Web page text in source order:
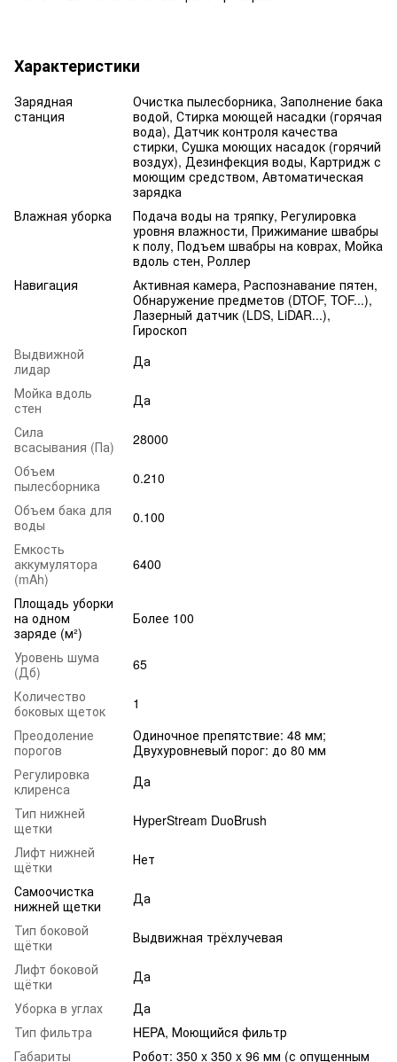
Характеристики
Зарядная
станция
Очистка пылесборника, Заполнение бака
водой, Стирка моющей насадки (горячая
вода), Датчик контроля качества
стирки, Сушка моющих насадок (горячий
воздух), Дезинфекция воды, Картридж с
моющим средством, Автоматическая
зарядка
Влажная уборка
Подача воды на тряпку, Регулировка
уровня влажности, Прижимание швабры
к полу, Подъем швабры на коврах, Мойка
вдоль стен, Роллер
Навигация
Активная камера, Распознавание пятен,
Обнаружение предметов (DTOF, TOF...),
Лазерный датчик (LDS, LiDAR...),
Гироскоп
Выдвижной
лидар
Да
Мойка вдоль
стен
Да
Сила
всасывания (Па)
28000
Объем
пылесборника
0.210
Объем бака для
воды
0.100
Емкость
аккумулятора
(mAh)
6400
Площадь уборки
на одном
заряде (м²)
Более 100
Уровень шума
(Дб)
65
Количество
боковых щеток
1
Преодоление
порогов
Одиночное препятствие: 48 мм;
Двухуровневый порог: до 80 мм
Регулировка
клиренса
Да
Тип нижней
щетки
HyperStream DuoBrush
Лифт нижней
щётки
Нет
Самоочистка
нижней щетки
Да
Тип боковой
щётки
Выдвижная трёхлучевая
Лифт боковой
щётки
Да
Уборка в углах
Да
Тип фильтра
HEPA, Моющийся фильтр
Габариты
Робот: 350 x 350 x 96 мм (с опущенным